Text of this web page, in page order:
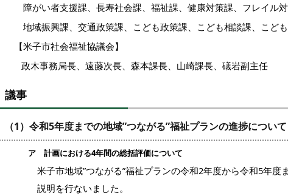
障がい者支援課、長寿社会課、福祉課、健康対策課、フレイル対
地域振興課、 交通政策課、こども政策課、こども相談課、こども
【米子市社会福祉協議会】
政木事務局長、遠藤次長、森本課長、山崎課長、礒岩副主任
議事
（1）令和5年度までの地域”つながる”福祉プランの進捗について
ア 計画における4年間の総括評価について
米子市地域”つながる”福祉プランの令和2年度から令和5年度ま
説明を行ないました。